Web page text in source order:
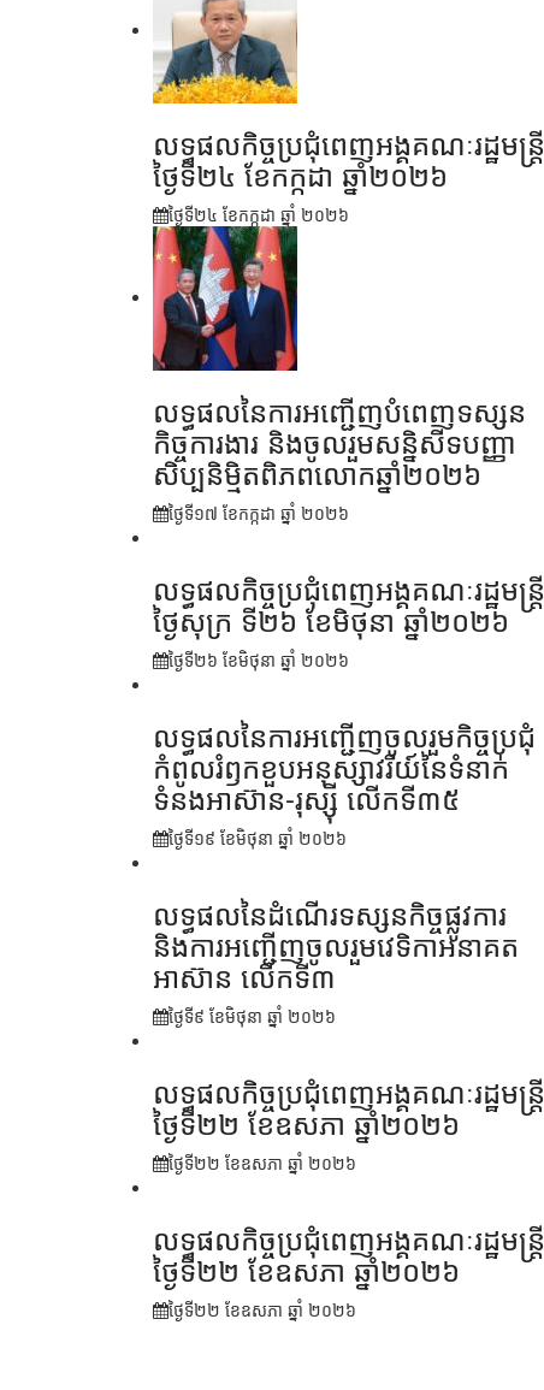
លទ្ធផលកិច្ចប្រជុំពេញអង្គគណៈរដ្ឋមន្រ្តី
ថ្ងៃទី២៤ ខែកក្កដា ឆ្នាំ២០២៦
ថ្ងៃទី២៤ ខែ​កក្កដា ឆ្នាំ ២០២៦
លទ្ធផលនៃការអញ្ជើញបំពេញទស្សន
កិច្ចការងារ និងចូលរួមសន្និសីទបញ្ញា
សិប្បនិម្មិតពិភពលោកឆ្នាំ២០២៦
ថ្ងៃទី១៧ ខែ​កក្កដា ឆ្នាំ ២០២៦
លទ្ធផលកិច្ចប្រជុំពេញអង្គគណៈរដ្ឋមន្រ្តី
ថ្ងៃសុក្រ ទី២៦ ខែមិថុនា ឆ្នាំ២០២៦
ថ្ងៃទី២៦ ខែ​មិថុនា ឆ្នាំ ២០២៦
លទ្ធផលនៃការអញ្ជើញចូលរួមកិច្ចប្រជុំ
កំពូលរំឭកខួបអនុស្សាវរីយ៍នៃទំនាក់
ទំនងអាស៊ាន-រុស្ស៊ី លើកទី៣៥
ថ្ងៃទី១៩ ខែ​មិថុនា ឆ្នាំ ២០២៦
លទ្ធផលនៃដំណើរទស្សនកិច្ចផ្លូវការ
និងការអញ្ជើញចូលរួមវេទិកាអនាគត
អាស៊ាន លើកទី៣
ថ្ងៃទី៩ ខែ​មិថុនា ឆ្នាំ ២០២៦
លទ្ធផលកិច្ចប្រជុំពេញអង្គគណៈរដ្ឋមន្ត្រី
ថ្ងៃទី២២ ខែឧសភា ឆ្នាំ២០២៦
ថ្ងៃទី២២ ខែ​ឧសភា ឆ្នាំ ២០២៦
លទ្ធផលកិច្ចប្រជុំពេញអង្គគណៈរដ្ឋមន្រ្តី
ថ្ងៃទី២២ ខែឧសភា ឆ្នាំ២០២៦
ថ្ងៃទី២២ ខែ​ឧសភា ឆ្នាំ ២០២៦